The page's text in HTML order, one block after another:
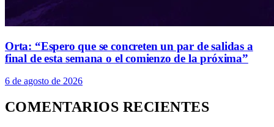
Orta: “Espero que se concreten un par de salidas a
final de esta semana o el comienzo de la próxima”
6 de agosto de 2026
COMENTARIOS RECIENTES